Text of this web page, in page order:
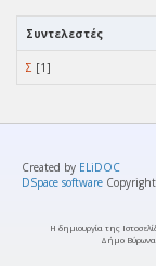
Συντελεστές
Σ [1]
Created by ELiDOC
DSpace software
Η δημιουργία της
Δήμο